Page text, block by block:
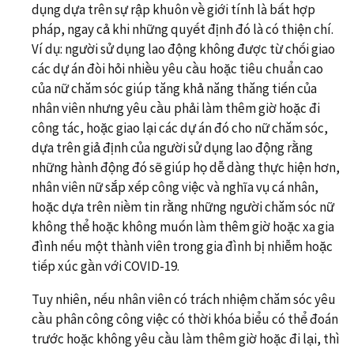
dụng dựa trên sự rập khuôn về giới tính là bất hợp
pháp, ngay cả khi những quyết định đó là có thiện chí.
Ví dụ: người sử dụng lao động không được từ chối giao
các dự án đòi hỏi nhiều yêu cầu hoặc tiêu chuẩn cao
của nữ chăm sóc giúp tăng khả năng thăng tiến của
nhân viên nhưng yêu cầu phải làm thêm giờ hoặc đi
công tác, hoặc giao lại các dự án đó cho nữ chăm sóc,
dựa trên giả định của người sử dụng lao động rằng
những hành động đó sẽ giúp họ dễ dàng thực hiện hơn,
nhân viên nữ sắp xếp công việc và nghĩa vụ cá nhân,
hoặc dựa trên niềm tin rằng những người chăm sóc nữ
không thể hoặc không muốn làm thêm giờ hoặc xa gia
đình nếu một thành viên trong gia đình bị nhiễm hoặc
tiếp xúc gần với COVID-19.
Tuy nhiên, nếu nhân viên có trách nhiệm chăm sóc yêu
cầu phân công công việc có thời khóa biểu có thể đoán
trước hoặc không yêu cầu làm thêm giờ hoặc đi lại, thì